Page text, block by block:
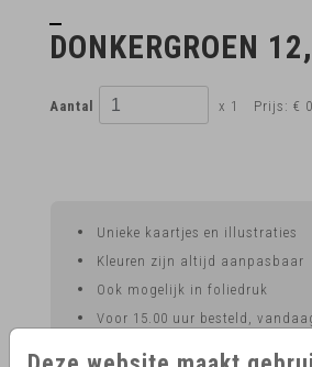
DONKERGROEN
Aantal x 1 Prijs: €
Unieke kaartjes en illustraties
Kleuren zijn altijd aanpasbaar
Ook mogelijk in foliedruk
Voor 15.00 uur besteld,